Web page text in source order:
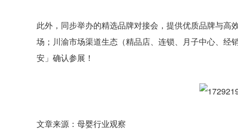
此外，同步举办的精选品牌对接会，提供优质品牌与
场；川渝市场渠道生态（精品店、连锁、月子中心、经
安」确认参展！
文章来源：母婴行业观察